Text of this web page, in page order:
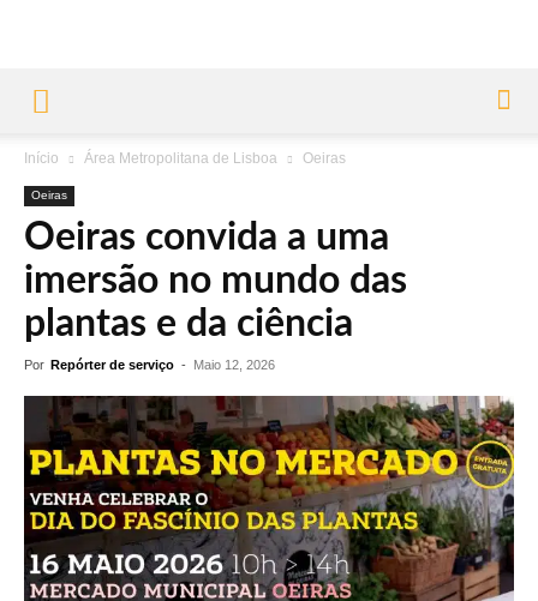
Início Área Metropolitana de Lisboa Oeiras
Oeiras
Oeiras convida a uma
imersão no mundo das
plantas e da ciência
Por Repórter de serviço - Maio 12, 2026